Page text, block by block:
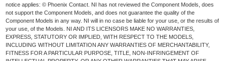
notice applies: © Phoenix Contact. NI has not reviewed the Component Models, does
not support the Component Models, and does not guarantee the quality of the
Component Models in any way. NI will in no case be liable for your use, or the results of
your use, of the Models. NI AND ITS LICENSORS MAKE NO WARRANTIES,
EXPRESS, STATUTORY OR IMPLIED, WITH RESPECT TO THE MODELS,
INCLUDING WITHOUT LIMITATION ANY WARRANTIES OF MERCHANTABILITY,
FITNESS FOR A PARTICULAR PURPOSE, TITLE, NON-INFRINGEMENT OF